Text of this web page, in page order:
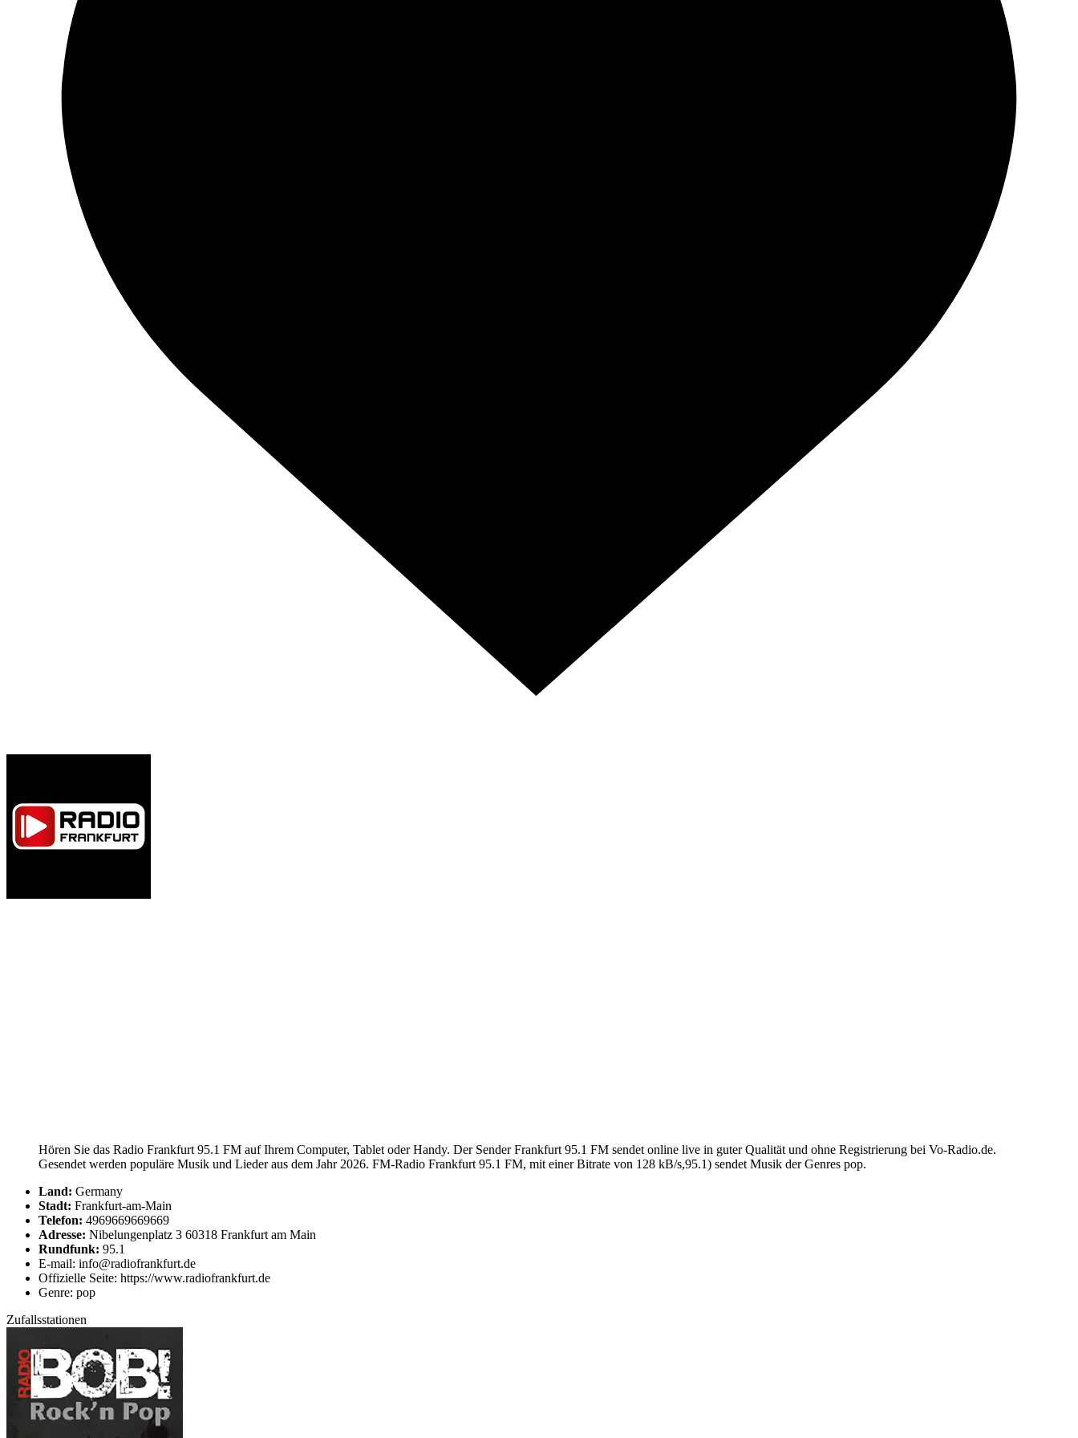
Hören Sie das Radio Frankfurt 95.1 FM auf Ihrem Computer, Tablet oder Handy. Der Sender Frankfurt 95.1 FM sendet online live in guter Qualität und ohne Registrierung bei Vo-Radio.de.
Gesendet werden populäre Musik und Lieder aus dem Jahr 2026. FM-Radio Frankfurt 95.1 FM, mit einer Bitrate von 128 kB/s,95.1) sendet Musik der Genres pop.
Land: Germany
Stadt: Frankfurt-am-Main
Telefon: 4969669669669
Adresse: Nibelungenplatz 3 60318 Frankfurt am Main
Rundfunk: 95.1
E-mail: info@radiofrankfurt.de
Offizielle Seite: https://www.radiofrankfurt.de
Genre: pop
Zufallsstationen